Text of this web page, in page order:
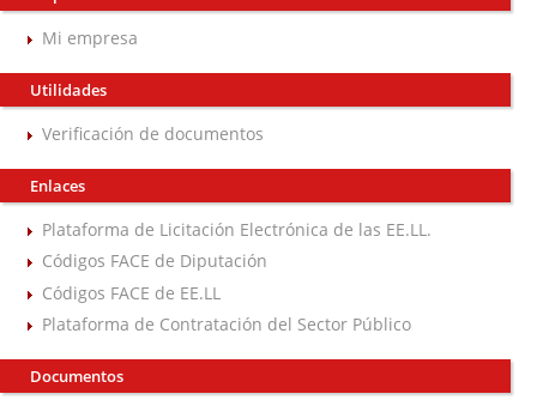
Mi empresa
Utilidades
Verificación de documentos
Enlaces
Plataforma de Licitación Electrónica de las EE.LL.
Códigos FACE de Diputación
Códigos FACE de EE.LL
Plataforma de Contratación del Sector Público
Documentos